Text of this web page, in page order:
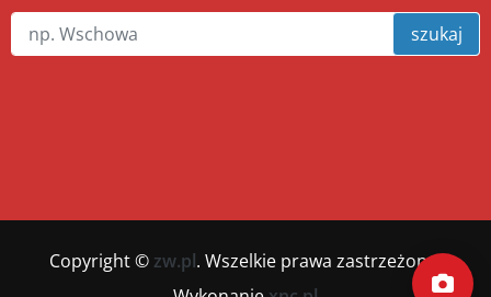
szukaj
Copyright © zw.pl. Wszelkie prawa zastrzeżone.